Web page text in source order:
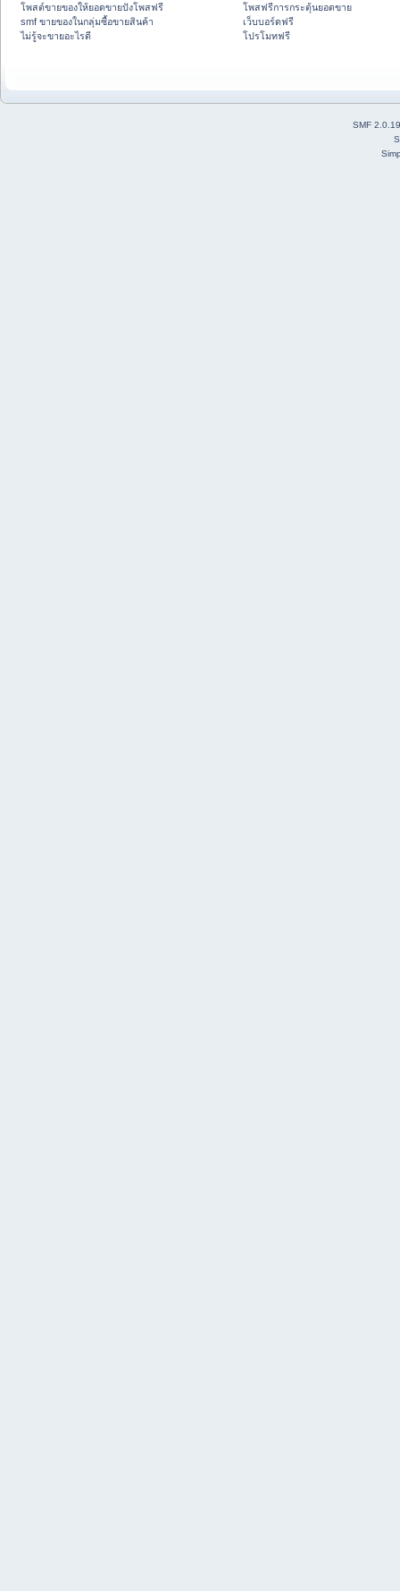
โพสต์ขายของให้ยอดขายปังโพสฟรี
smf ขายของในกลุ่มซื้อขายสินค้า
ไม่รู้จะขายอะไรดี
โพสฟรีการกระตุ้นยอดขาย
เว็บบอร์ดฟรี
โปรโมทฟรี
SMF 2.0.19